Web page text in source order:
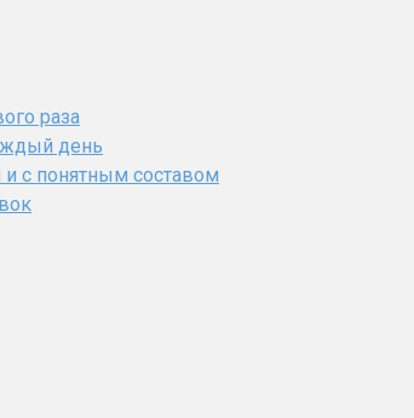
раза
день
и с понятным составом